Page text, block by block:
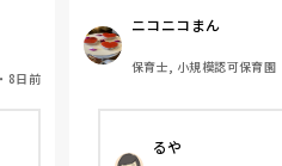
け
て焦
な
・ 8日前
お世話をされてますか？
あと、活動の準備だった
務的なものはされたりし
人手が足りないなぁと
など、片付けとかに入
い」と言われちゃった
ニコニコまん
保育士, 小規模認可保育園
るや